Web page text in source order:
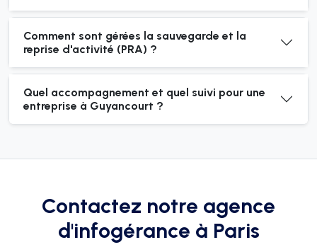
Comment sont gérées la sauvegarde et la
reprise d'activité (PRA) ?
Quel accompagnement et quel suivi pour une
entreprise à Guyancourt ?
Contactez notre agence
d'infogérance à Paris